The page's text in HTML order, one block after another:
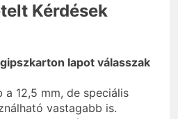
Kérdések
lapot válasszak
a 12,5 mm, de speciális
vastagabb is.